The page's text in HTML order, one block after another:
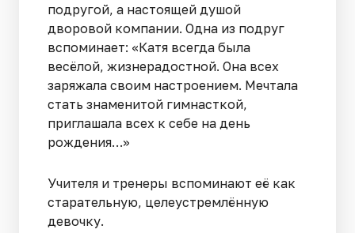
подругой, а настоящей душой
дворовой компании. Одна из подруг
вспоминает: «Катя всегда была
весёлой, жизнерадостной. Она всех
заряжала своим настроением. Мечтала
стать знаменитой гимнасткой,
приглашала всех к себе на день
рождения…»
Учителя и тренеры вспоминают её как
старательную, целеустремлённую
девочку.